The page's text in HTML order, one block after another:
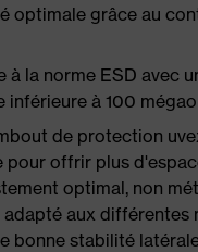
optimale grâce au
à la norme ESD avec
inférieure à 100
de protection
pour offrir plus
optimal, non
aux différentes
bonne stabilité